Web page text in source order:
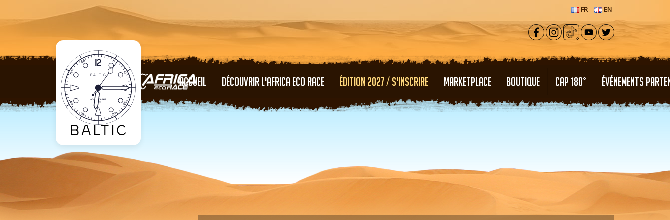
FR EN
ACCUEIL DÉCOUVRIR L'AFRICA ECO RACE ÉDITION 2027 / S'INSCRIRE MARKETPLACE BOUTIQUE CAP 180° ÉVÉNEMENTS